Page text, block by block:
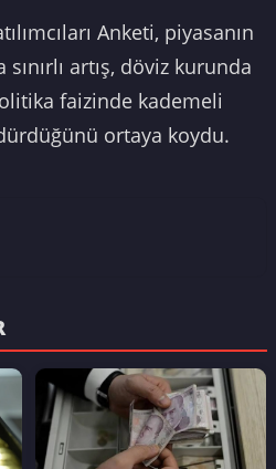
Anketi, piyasanın
artış, döviz kurunda
faizinde kademeli
ortaya koydu.